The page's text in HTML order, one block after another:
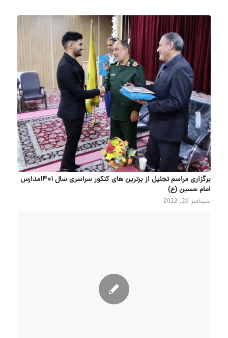
برگزاری مراسم تجلیل از برترین های کنکور سراسری سال ۱۴۰۱مدارس
امام حسین (ع)
سپتامبر 29, 2022